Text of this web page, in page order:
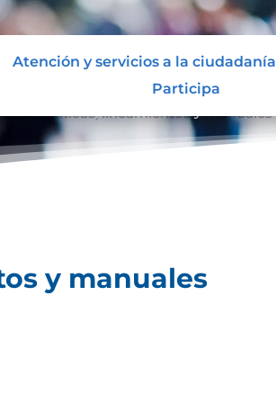
Atención y servicios a la ciudadanía
Participa
y manuales